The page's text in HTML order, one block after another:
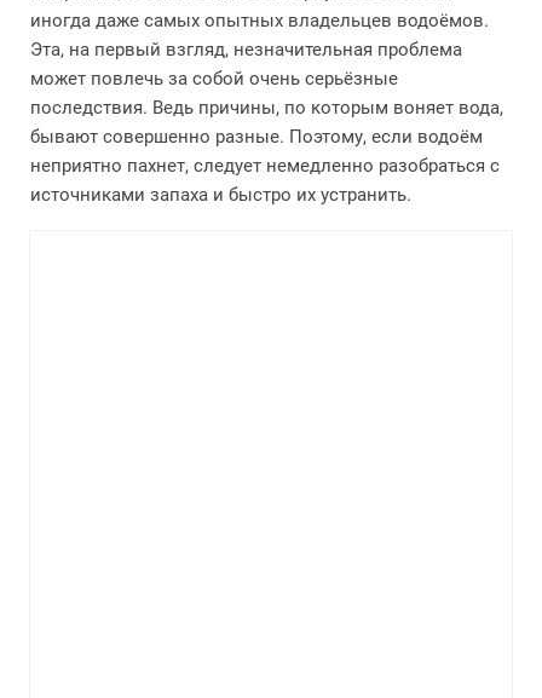
иногда даже самых опытных владельцев водоёмов.
Эта, на первый взгляд, незначительная проблема
может повлечь за собой очень серьёзные
последствия. Ведь причины, по которым воняет вода,
бывают совершенно разные. Поэтому, если водоём
неприятно пахнет, следует немедленно разобраться с
источниками запаха и быстро их устранить.